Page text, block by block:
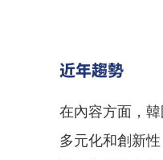
近年趨勢
在內容方面，
多元化和創新